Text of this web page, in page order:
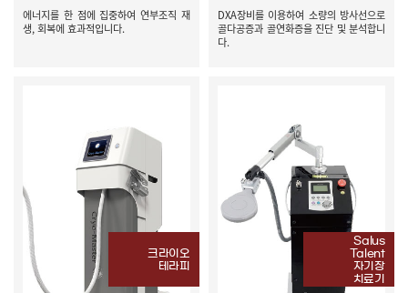
에너지를 한 점에 집중하여 연부조직 재
생, 회복에 효과적입니다.
DXA장비를 이용하여 소량의 방사선으로
골다공증과 골연화증을 진단 및 분석합니
다.
크라이오
테라피
Salus
Talent
자기장
치료기